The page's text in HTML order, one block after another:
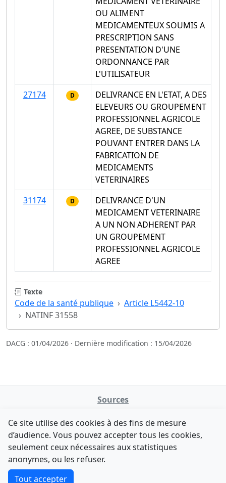
OU ALIMENT
MEDICAMENTEUX SOUMIS A
PRESCRIPTION SANS
PRESENTATION D'UNE
ORDONNANCE PAR
L'UTILISATEUR
27174
D
DELIVRANCE EN L'ETAT, A DES
ELEVEURS OU GROUPEMENT
PROFESSIONNEL AGRICOLE
AGREE, DE SUBSTANCE
POUVANT ENTRER DANS LA
FABRICATION DE
MEDICAMENTS
VETERINAIRES
31174
D
DELIVRANCE D'UN
MEDICAMENT VETERINAIRE
A UN NON ADHERENT PAR
UN GROUPEMENT
PROFESSIONNEL AGRICOLE
AGREE
Texte
Code de la santé publique
Article L5442-10
NATINF 31558
DACG : 01/04/2026 · Dernière modification : 15/04/2026
Sources
data.gouv.fr
Legifrance - API
Contact
F-Droid·App Store
Comment avez-vous découvert NATINFo ?
Une courte réponse suffit (500 caractères max).
Ce site utilise des cookies à des fins de mesure
d’audience. Vous pouvez accepter tous les cookies,
seulement ceux nécessaires aux statistiques
anonymes, ou les refuser.
Tout accepter